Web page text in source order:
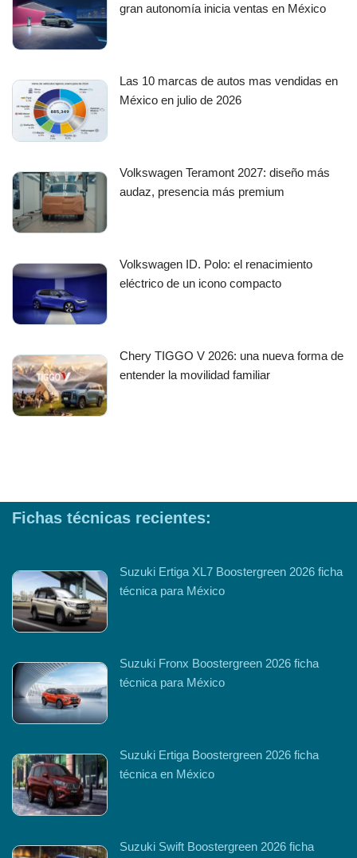
gran autonomía inicia ventas en México
Las 10 marcas de autos mas vendidas en
México en julio de 2026
Volkswagen Teramont 2027: diseño más
audaz, presencia más premium
Volkswagen ID. Polo: el renacimiento
eléctrico de un icono compacto
Chery TIGGO V 2026: una nueva forma de
entender la movilidad familiar
Fichas técnicas recientes:
Suzuki Ertiga XL7 Boostergreen 2026 ficha
técnica para México
Suzuki Fronx Boostergreen 2026 ficha
técnica para México
Suzuki Ertiga Boostergreen 2026 ficha
técnica en México
Suzuki Swift Boostergreen 2026 ficha